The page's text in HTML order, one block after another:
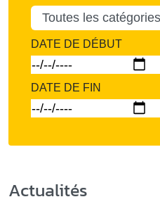
DATE DE DÉBUT
DATE DE FIN
Actualités